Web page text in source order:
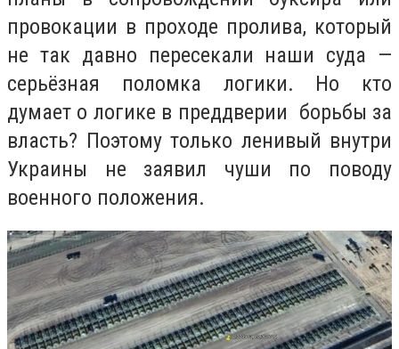
провокации в проходе пролива, который
не так давно пересекали наши суда —
серьёзная поломка логики. Но кто
думает о логике в преддверии борьбы за
власть? Поэтому только ленивый внутри
Украины не заявил чуши по поводу
военного положения.